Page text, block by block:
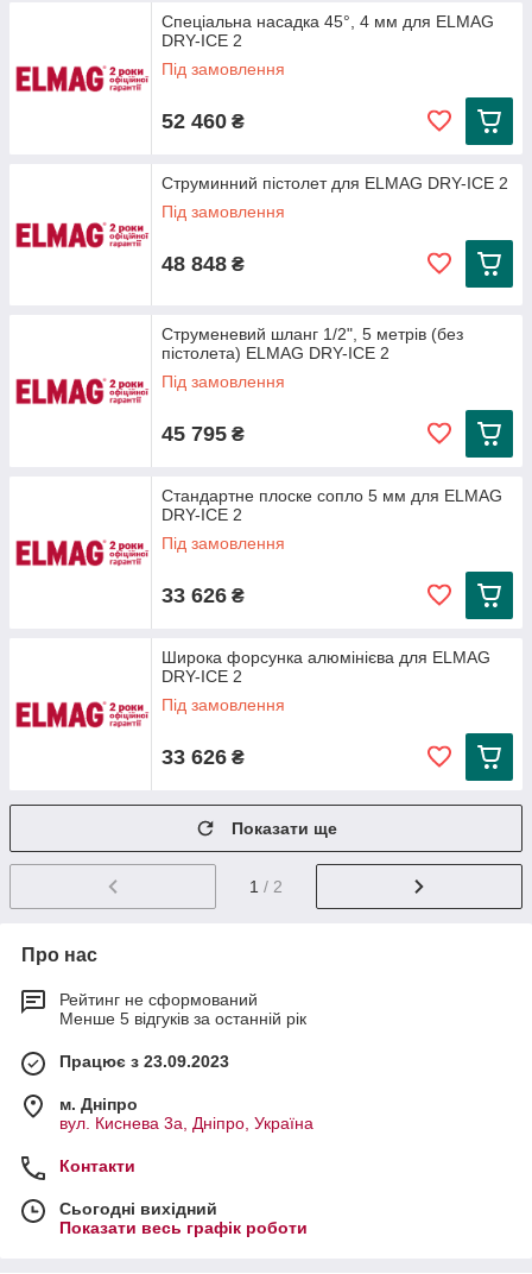
Спеціальна насадка 45°, 4 мм для ELMAG
DRY-ICE 2
Під замовлення
52 460 ₴
Струминний пістолет для ELMAG DRY-ICE 2
Під замовлення
48 848 ₴
Струменевий шланг 1/2", 5 метрів (без
пістолета) ELMAG DRY-ICE 2
Під замовлення
45 795 ₴
Стандартне плоске сопло 5 мм для ELMAG
DRY-ICE 2
Під замовлення
33 626 ₴
Широка форсунка алюмінієва для ELMAG
DRY-ICE 2
Під замовлення
33 626 ₴
Показати ще
1 / 2
Про нас
Рейтинг не сформований
Менше 5 відгуків за останній рік
Працює з 23.09.2023
м. Дніпро
вул. Киснева 3а, Дніпро, Україна
Контакти
Сьогодні вихідний
Показати весь графік роботи